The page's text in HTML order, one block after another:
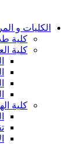
الكليات و
كلية
كلية
كلية